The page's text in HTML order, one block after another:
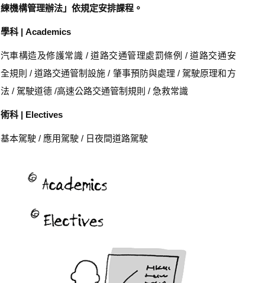
練機構管理辦法」依規定安排課程。
學科 | Academics
汽車構造及修護常識 / 道路交通管理處罰條例 / 道路交通安
全規則 / 道路交通管制設施 / 肇事預防與處理 / 駕駛原理和方
法 / 駕駛道德 /高速公路交通管制規則 / 急救常識
術科 | Electives
基本駕駛 / 應用駕駛 / 日夜間道路駕駛